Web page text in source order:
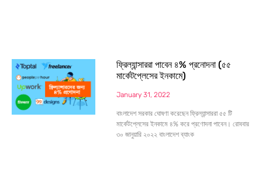
ফ্রিল্যান্সাররা পাবেন ৪% প্রনোদনা (৫৫
মার্কেটপ্লেসের ইনকামে)
January 31, 2022
বাংলাদেশ সরকার ঘোষণা করেছেন ফ্রিল্যান্সাররা ৫৫ টি
মার্কেটপ্লেসের ইনকামে ৪% করে প্রণোদনা পাবেন। রোববার
৩০ জানুয়ারি ২০২২ বাংলাদেশ ব্যাংক